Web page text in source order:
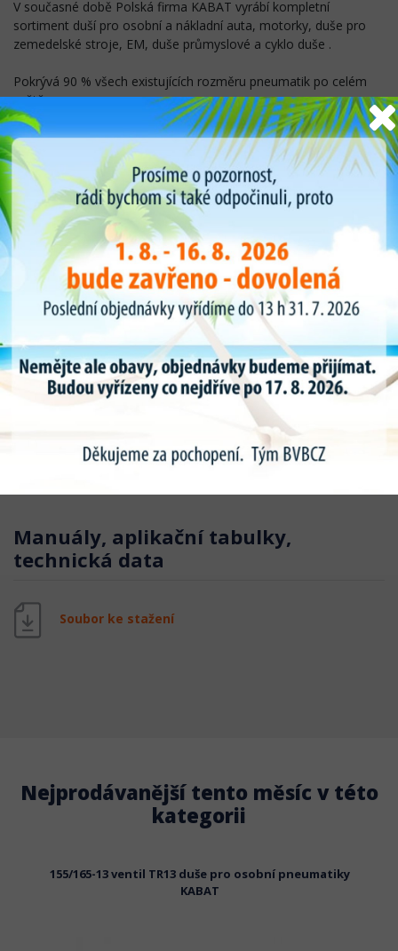
V současné době Polská firma KABAT vyrábí kompletní
sortiment duší pro osobní a nákladní auta, motorky, duše pro
zemedelské stroje, EM, duše průmyslové a cyklo duše .
Pokrývá 90 % všech existujících rozměru pneumatik po celém
světě.
Každým rokem Kabát přichází, dle poptávky zákazníku a
prvovýrobních závodu s novou rozšírenou nabídkou rozměru a
typu duší.
Díky výhradnímu zastoupení duší KABAT pro ČR dodáváme 90
% všech rozměru do 24-48 hodin a speciální požadavky duší do
10 dnu. Sklady o rozloze 600m2 pravidelně 2 týdně zavážíme a
doplňujme.
Veškeré duše Kabat mužete nakoupit v našem internetovém
obchodě www.bvbcz.cz.
Pro jednoduchost nákupu a výběru duše a vložky jsme pro vás
připravily vyhledávač rozměru duší kde dle vaší poptávky si
vyberete rozměr a typ ventilu pro danou duši . U detailu výrobku
najdete i tabulku všech typu a tvarů ventilu .
Novinkou je u odbrázku duše grafické zobrazení skutečného
Manuály, aplikační tabulky,
technická data
Soubor ke stažení
Nejprodávanější tento měsíc v této
kategorii
155/165-13 ventil TR13 duše pro osobní pneumatiky
KABAT